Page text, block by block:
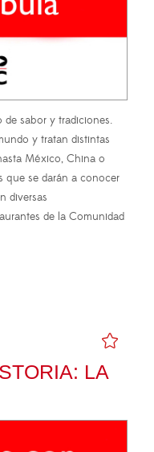
sabor y tradiciones.
y tratan distintas
México, China o
que se darán a conocer
diversas
de la Comunidad
LA